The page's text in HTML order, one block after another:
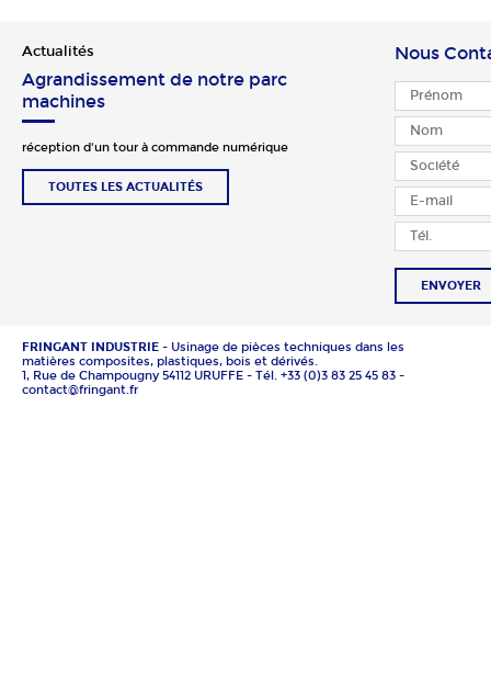
Actualités
Agrandissement de notre parc
machines
réception d'un tour à commande numérique
TOUTES LES ACTUALITÉS
Nous
ENVOYER
FRINGANT INDUSTRIE - Usinage de pièces techniques dans les
matières composites, plastiques, bois et dérivés.
1, Rue de Champougny 54112 URUFFE - Tél. +33 (0)3 83 25 45 83 -
contact@fringant.fr